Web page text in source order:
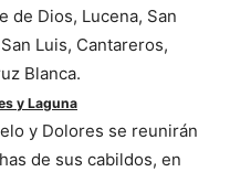
de Dios, Lucena, San
Luis, Cantareros,
Blanca.
y Laguna
y Dolores se reunirán
de sus cabildos, en